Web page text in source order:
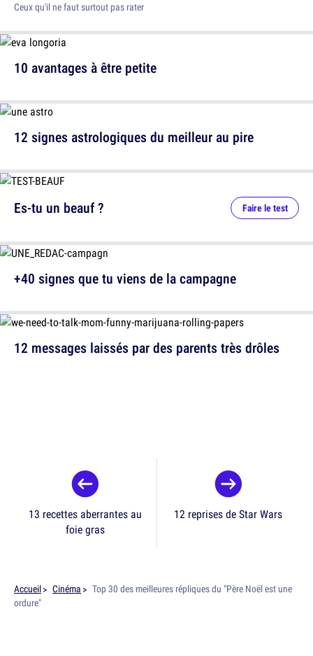
Ceux qu'il ne faut surtout pas rater
10 avantages à être petite
12 signes astrologiques du meilleur au pire
12 messages laissés par des parents très drôles
Es-tu un beauf ? Faire le test
+40 signes que tu viens de la campagne
13 recettes aberrantes au
foie gras
12 reprises de Star Wars
Accueil Cinéma
Top 30 des meilleures répliques du "Père Noël est une
ordure"